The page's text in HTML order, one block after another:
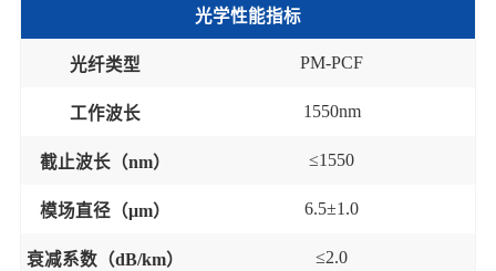
光学性能指标
光纤类型 PM-PCF
工作波长 1550nm
截止波长（nm） ≤1550
模场直径（μm） 6.5±1.0
衰减系数（dB/km） ≤2.0